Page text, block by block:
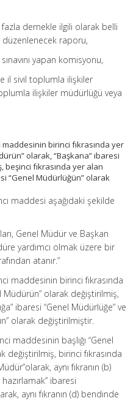
dernekle ilgili olarak belli
düzenlenecek raporu,
yapan komisyonu,
il sivil toplumla ilişkiler
ilişkiler müdürlüğü veya
maddesinin birinci fıkrasında yer
olarak, “Başkana” ibaresi
beşinci fıkrasında yer alan
“Genel Müdürlüğün” olarak
maddesi aşağıdaki şekilde
Genel Müdür ve Başkan
yardımcı olmak üzere bir
atanır.”
maddesinin birinci fıkrasında
Müdürün” olarak değiştirilmiş,
ibaresi “Genel Müdürlüğe” ve
olarak değiştirilmiştir.
maddesinin başlığı “Genel
değiştirilmiş, birinci fıkrasında
aynı fıkranın (b)
ibaresi
aynı fıkranın (d) bendinde